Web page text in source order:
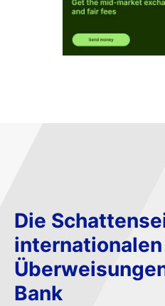
Die
internationalen
Bank